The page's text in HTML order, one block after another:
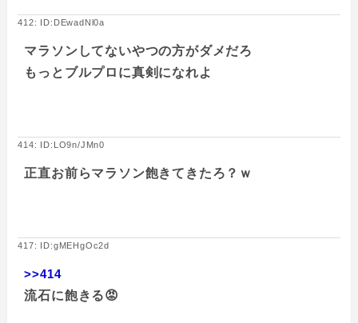
412: ID:DEwadNl0a
マラソンしてないやつの方がダメだろ
もっとブルプロに真剣になれよ
414: ID:LO9n/JMn0
正直お前らマラソン飽きてきたろ？ｗ
417: ID:gMEHgOc2d
>>414
流石に飽きる😡